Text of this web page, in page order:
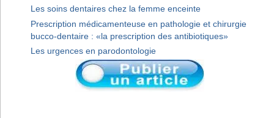
Les soins dentaires chez la femme enceinte
Prescription médicamenteuse en pathologie et chirurgie
bucco-dentaire : «la prescription des antibiotiques»
Les urgences en parodontologie